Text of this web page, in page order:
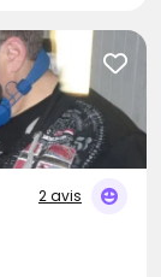
2 avis